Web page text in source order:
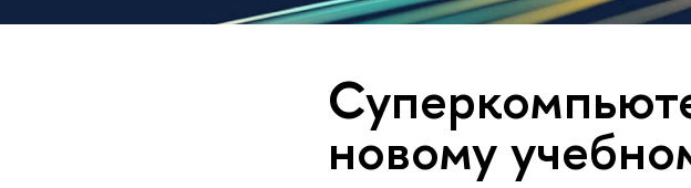
новому